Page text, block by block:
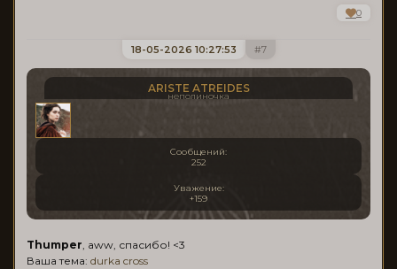
0
7
18-05-2026 10:27:53
ARISTE ATREIDES
неполиночка
Сообщений:
252
Уважение:
+159
Thumper, aww, спасибо! <3
Ваша тема: durka cross